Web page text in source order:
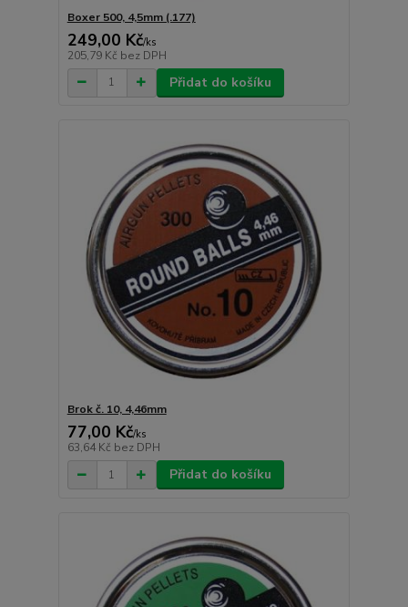
Boxer 500, 4,5mm (.177)
249,00 Kč/ks
205,79 Kč bez DPH
Přidat do košíku
Brok č. 10, 4,46mm
77,00 Kč/ks
63,64 Kč bez DPH
Přidat do košíku